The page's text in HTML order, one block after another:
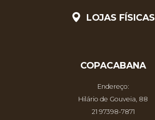
LOJAS FÍSICAS
COPACABANA
Endereço:
Hilário de Gouveia, 88
21 97398-7871